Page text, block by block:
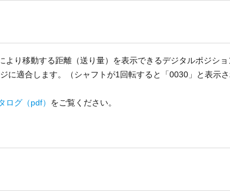
より移動する距離（送り量）を表示できるデジタルポジショ
に適合します。（シャフトが1回転すると「0030」と表示さ
ログ（pdf） をご覧ください。